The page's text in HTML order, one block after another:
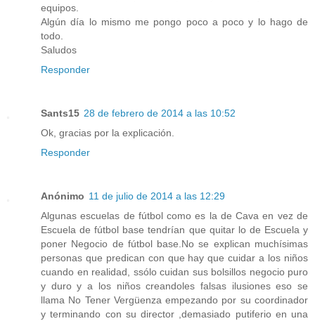
equipos.
Algún día lo mismo me pongo poco a poco y lo hago de
todo.
Saludos
Responder
Sants15 28 de febrero de 2014 a las 10:52
Ok, gracias por la explicación.
Responder
Anónimo 11 de julio de 2014 a las 12:29
Algunas escuelas de fútbol como es la de Cava en vez de
Escuela de fútbol base tendrían que quitar lo de Escuela y
poner Negocio de fútbol base.No se explican muchísimas
personas que predican con que hay que cuidar a los niños
cuando en realidad, ssólo cuidan sus bolsillos negocio puro
y duro y a los niños creandoles falsas ilusiones eso se
llama No Tener Vergüenza empezando por su coordinador
y terminando con su director ,demasiado putiferio en una